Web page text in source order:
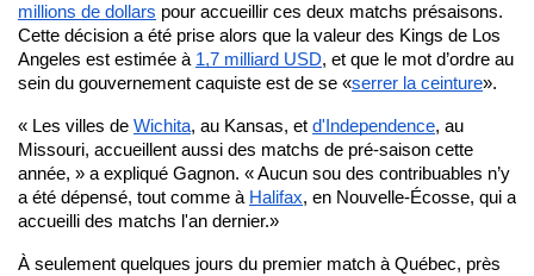
millions de dollars pour accueillir ces deux matchs présaisons.
Cette décision a été prise alors que la valeur des Kings de Los
Angeles est estimée à 1,7 milliard USD, et que le mot d’ordre au
sein du gouvernement caquiste est de se «serrer la ceinture».
« Les villes de Wichita, au Kansas, et d'Independence, au
Missouri, accueillent aussi des matchs de pré-saison cette
année, » a expliqué Gagnon. « Aucun sou des contribuables n’y
a été dépensé, tout comme à Halifax, en Nouvelle-Écosse, qui a
accueilli des matchs l'an dernier.»
À seulement quelques jours du premier match à Québec, près